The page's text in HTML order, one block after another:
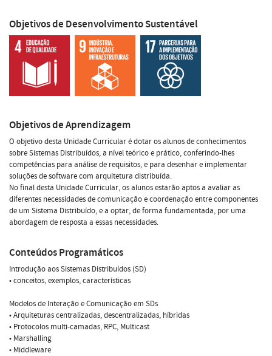
Objetivos de Desenvolvimento Sustentável
Objetivos de Aprendizagem
O objetivo desta Unidade Curricular é dotar os alunos de conhecimentos
sobre Sistemas Distribuídos, a nível teórico e prático, conferindo-lhes
competências para análise de requisitos, e para desenhar e implementar
soluções de software com arquitetura distribuída.
No final desta Unidade Curricular, os alunos estarão aptos a avaliar as
diferentes necessidades de comunicação e coordenação entre componentes
de um Sistema Distribuído, e a optar, de forma fundamentada, por uma
abordagem de resposta a essas necessidades.
Conteúdos Programáticos
Introdução aos Sistemas Distribuídos (SD)
• conceitos, exemplos, características
Modelos de Interação e Comunicação em SDs
• Arquiteturas centralizadas, descentralizadas, híbridas
• Protocolos multi-camadas, RPC, Multicast
• Marshalling
• Middleware